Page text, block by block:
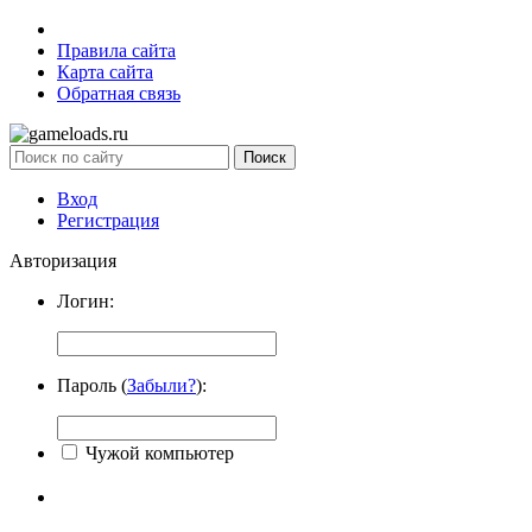
Правила сайта
Карта сайта
Обратная связь
Вход
Регистрация
Авторизация
Логин:
Пароль (Забыли?):
Чужой компьютер